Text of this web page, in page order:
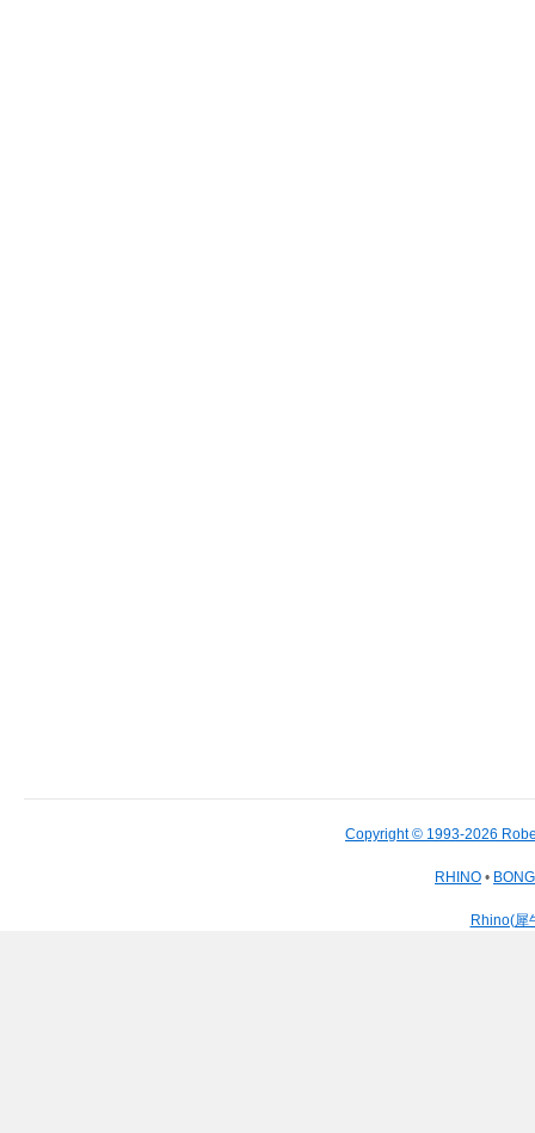
Copyright © 1993-2026
RHINO •
Rhino(犀